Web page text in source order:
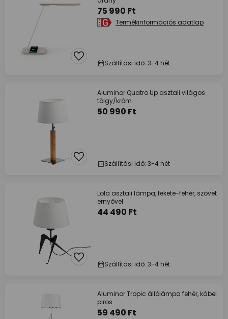
75 990 Ft
Termékinformációs adatlap
Szállítási idő: 3-4 hét
Aluminor Quatro Up asztali világos
tölgy/króm
50 990 Ft
Szállítási idő: 3-4 hét
Lola asztali lámpa, fekete-fehér, szövet
ernyővel
44 490 Ft
Szállítási idő: 3-4 hét
Aluminor Tropic állólámpa fehér, kábel
piros
59 490 Ft